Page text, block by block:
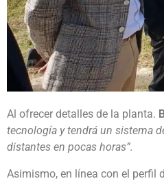
Al ofrecer detalles de la planta.
tecnología y tendrá un sistema
distantes en pocas horas”.
Asimismo, en línea con el perfil